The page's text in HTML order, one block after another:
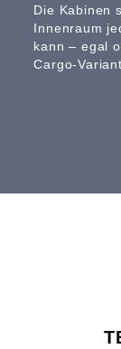
Die Kabinen
Innenraum
kann – egal
Cargo-